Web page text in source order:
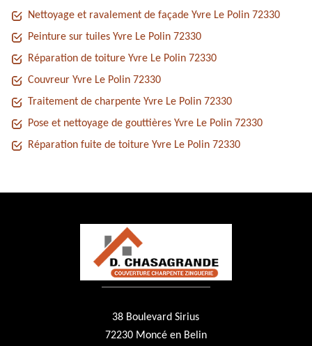
Nettoyage et ravalement de façade Yvre Le Polin 72330
Peinture sur tuiles Yvre Le Polin 72330
Réparation de toiture Yvre Le Polin 72330
Couvreur Yvre Le Polin 72330
Traitement de charpente Yvre Le Polin 72330
Pose et nettoyage de gouttières Yvre Le Polin 72330
Réparation fuite de toiture Yvre Le Polin 72330
38 Boulevard Sirius
72230 Moncé en Belin